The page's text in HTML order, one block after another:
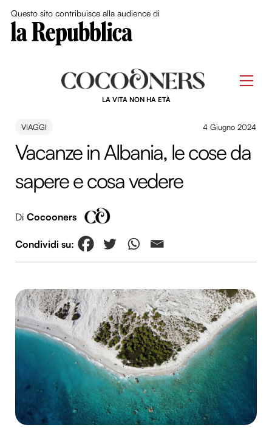
Questo sito contribuisce alla audience di
LA VITA NON HA ETÀ
VIAGGI 4 Giugno 2024
Vacanze in Albania, le cose da
sapere e cosa vedere
Di Cocooners